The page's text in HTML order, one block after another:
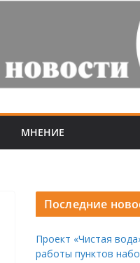
МНЕНИЕ
Последние
Проект «Чистая
работы пунктов